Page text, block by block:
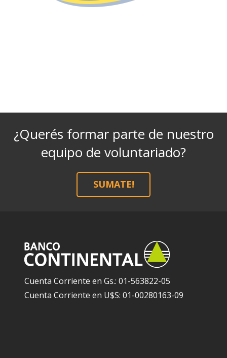
¿Querés formar parte de nuestro
equipo de voluntariado?
SUMATE!
Cuenta Corriente en Gs.: 01-563822-05
Cuenta Corriente en U$S: 01-00280163-09